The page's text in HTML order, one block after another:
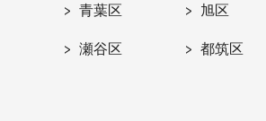
青葉区 旭区
瀬谷区 都筑区